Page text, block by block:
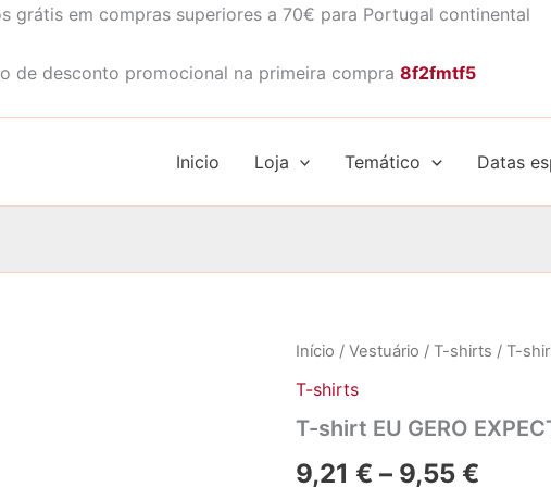
grátis em compras superiores a 70€ para Portugal continental
de desconto promocional na primeira compra 8f2fmtf5
Inicio Loja Temático Datas
Início / Vestuário / T-shirts / T-
T-shirts
T-shirt EU GERO
9,21 € – 9,55 €